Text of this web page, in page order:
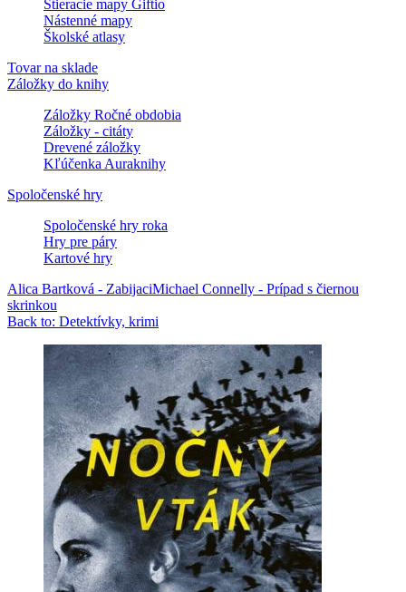
Stieracie mapy Giftio
Nástenné mapy
Školské atlasy
Tovar na sklade
Záložky do knihy
Záložky Ročné obdobia
Záložky - citáty
Drevené záložky
Kľúčenka Auraknihy
Spoločenské hry
Spoločenské hry roka
Hry pre páry
Kartové hry
Alica Bartková - ZabijaciMichael Connelly - Prípad s čiernou
skrinkou
Back to: Detektívky, krimi